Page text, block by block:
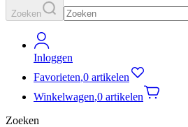
Zoeken
Inloggen
Favorieten,0 artikelen
Winkelwagen,0 artikelen
Zoeken